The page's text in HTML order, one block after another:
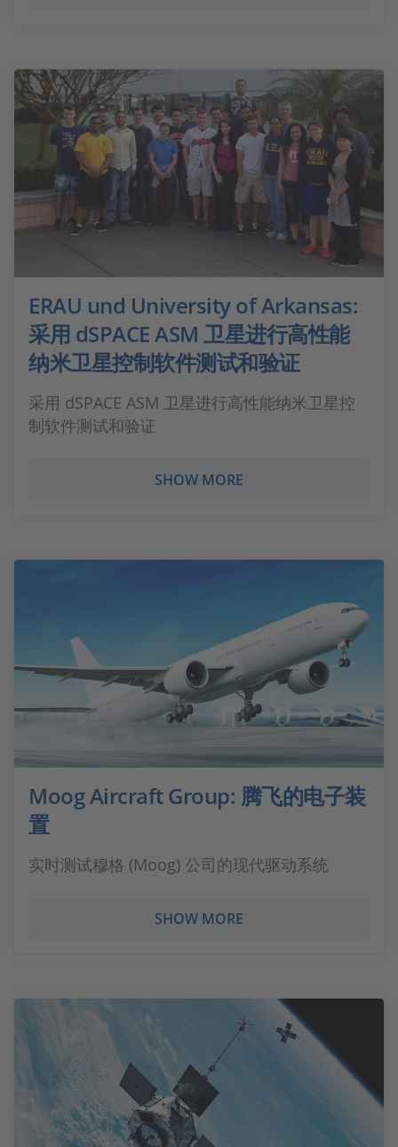
ERAU und University of Arkansas:
采用 dSPACE ASM 卫星进行高性能
纳米卫星控制软件测试和验证
采用 dSPACE ASM 卫星进行高性能纳米卫星控
制软件测试和验证
SHOW MORE
Moog Aircraft Group: 腾飞的电子装
置
实时测试穆格 (Moog) 公司的现代驱动系统
SHOW MORE